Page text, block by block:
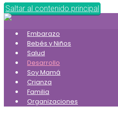
Saltar al contenido principal
Embarazo
Bebés y Niños
Salud
Desarrollo
Soy Mamá
Crianza
Familia
Organizaciones